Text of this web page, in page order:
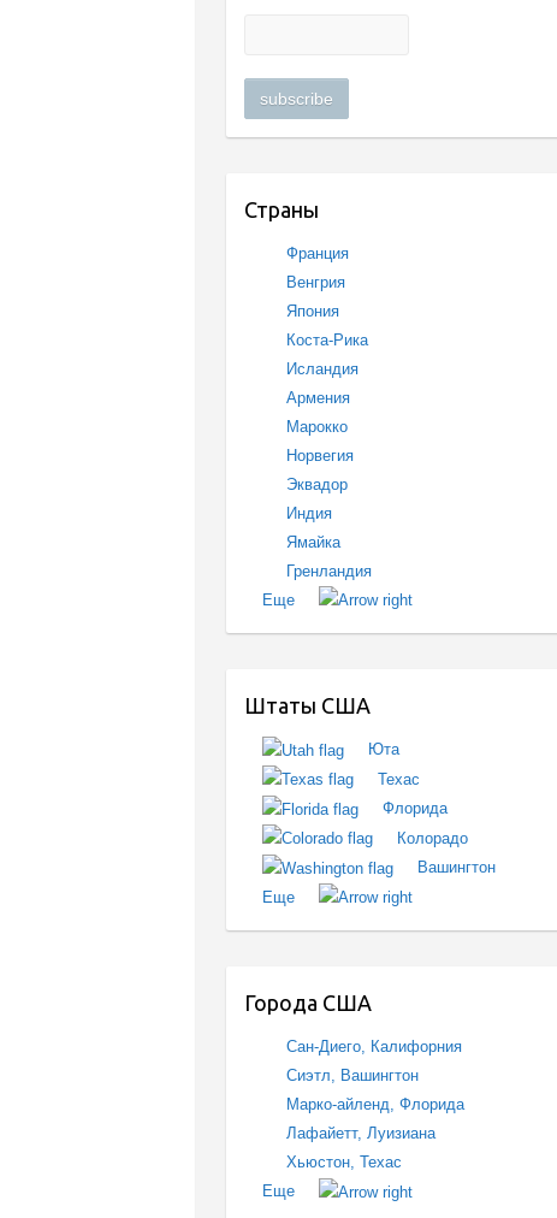
Страны
Франция
Венгрия
Япония
Коста-Рика
Исландия
Армения
Марокко
Норвегия
Эквадор
Индия
Ямайка
Гренландия
Еще
Штаты США
Юта
Техас
Флорида
Колорадо
Вашингтон
Еще
Города США
Сан-Диего, Калифорния
Сиэтл, Вашингтон
Марко-айленд, Флорида
Лафайетт, Луизиана
Хьюстон, Техас
Еще